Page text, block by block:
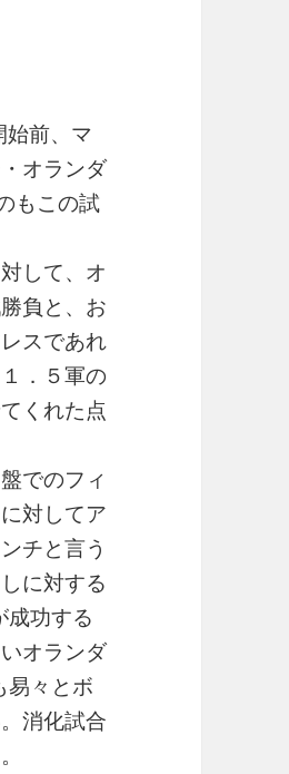
始前、マ
オランダ
もこの試
して、オ
負と、お
スであれ
．５軍の
くれた点
でのフィ
対してア
チと言う
に対する
成功する
オランダ
易々とボ
消化試合